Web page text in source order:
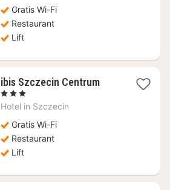
Gratis Wi-Fi
Restaurant
Lift
ibis Szczecin Centrum1
, 3 Sterren
Hotel in Szczecin
Gratis Wi-Fi
Restaurant
Lift